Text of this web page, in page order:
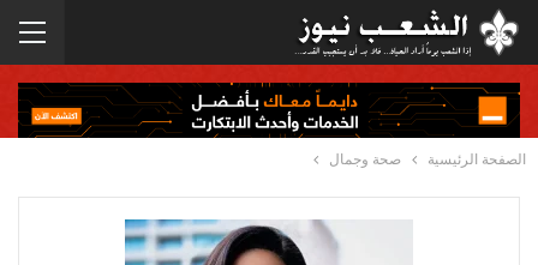
الصفحة الرئيسية صحة وجمال